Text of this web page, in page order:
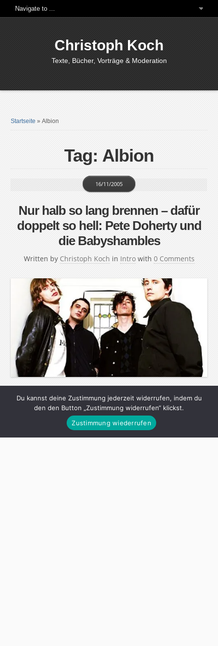
Christoph Koch
Texte, Bücher, Vorträge & Moderation
Startseite »Albion
Tag: Albion
Nur halb so lang brennen – dafür
doppelt so hell: Pete Doherty und
die Babyshambles
Written by Christoph Koch
16/11/2005
in Intro with 0 Comments
Auf der Suche nach Pete Doherty, von den einen als
größter Musiker seiner Generation verehrt, von anderen
als dümmlicher Junkie im Schlepptau von Kate Moss
verachtet. Junge trifft Jungen. Sie gründen die Libertines,
Du kannst deine Zustimmung jederzeit widerrufen, indem du
den den Button „Zustimmung widerrufen“ klickst.
Zustimmung wiederrufen